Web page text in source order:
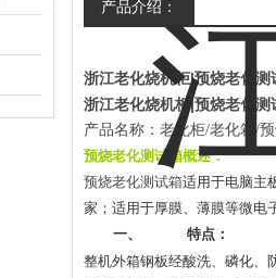
产品介绍：
浙江老化烧机柜|预烧老化测
浙江老化烧机柜|预烧老化
产品名称：老化柜/老化箱 /
预烧老化测试箱概述：
预烧老化测试箱适用于电脑主
家；适用于厚膜、薄膜等微电
一、
特点：
整机外箱钢板经酸洗、磷化、